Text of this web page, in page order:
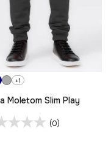
+1
Moletom Slim Play
(0)